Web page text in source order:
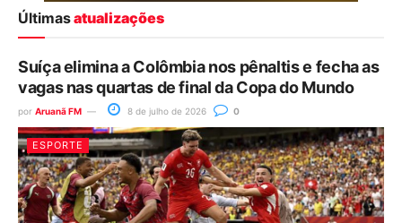
Últimasatualizações
Suíça elimina a Colômbia nos pênaltis e fecha as
vagas nas quartas de final da Copa do Mundo
por Aruanã FM 8 de julho de 2026 0
ESPORTE